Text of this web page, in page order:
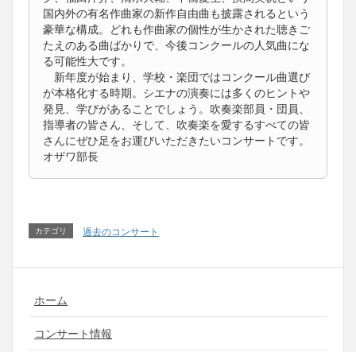
国内外の有名作曲家の新作自由曲も披露されるという
豪華な構成。どれも作曲家の個性が生かされた聴きご
たえのある曲ばかりで、今後コンクールの人気曲にな
る可能性大です。
新年度が始まり、学校・楽団ではコンクール曲選び
が本格化する時期。シエナの演奏には多くのヒントや
発見、学びがあることでしょう。吹奏楽部員・団員、
指導者の皆さん、そして、吹奏楽を愛するすべての皆
さんにぜひ足をお運びいただきたいコンサートです。
オザワ部長
カテゴリ 過去のコンサート
ホーム
コンサート情報